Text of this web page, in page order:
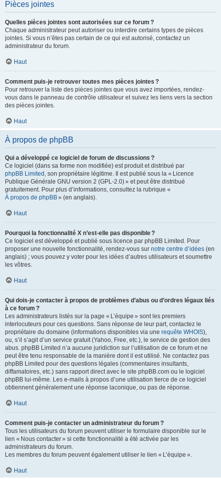
Pièces jointes
Quelles pièces jointes sont autorisées sur ce forum ?
Chaque administrateur peut autoriser ou interdire certains types de pièces
jointes. Si vous n’êtes pas certain de ce qui est autorisé, contactez un
administrateur du forum.
Haut
Comment puis-je retrouver toutes mes pièces jointes ?
Pour retrouver la liste des pièces jointes que vous avez importées, rendez-
vous dans le panneau de contrôle utilisateur et suivez les liens vers la section
des pièces jointes.
Haut
À propos de phpBB
Qui a développé ce logiciel de forum de discussions ?
Ce logiciel (dans sa forme non modifiée) est produit et distribué par
phpBB Limited , son propriétaire légitime. Il est publié sous la « Licence
Publique Générale GNU version 2 (GPL-2.0) » et peut être distribué
gratuitement. Pour plus d’informations, consultez la rubrique «
À propos de phpBB» (en anglais).
Haut
Pourquoi la fonctionnalité X n’est-elle pas disponible ?
Ce logiciel est développé et publié sous licence par phpBB Limited. Pour
proposer une nouvelle fonctionnalité, rendez-vous sur notre centre d’idées (en
anglais) ; vous pouvez y voter pour les idées d’autres utilisateurs et soumettre
les vôtres.
Haut
Qui dois-je contacter à propos de problèmes d’abus ou d’ordres légaux liés
à ce forum ?
Les administrateurs listés sur la page « L’équipe » sont les premiers
interlocuteurs pour ces questions. Sans réponse de leur part, contactez le
propriétaire du domaine (informations disponibles via une requête WHOIS),
ou, s’il s’agit d’un service gratuit (Yahoo, Free, etc.), le service de gestion des
abus. phpBB Limited n’a aucune juridiction sur l’utilisation de ce forum et ne
peut être tenu responsable de la manière dont il est utilisé. Ne contactez pas
phpBB Limited pour des questions légales (commentaires insultants,
diffamatoires, etc.) sans rapport direct avec le site phpBB.com ou le logiciel
phpBB lui-même. Les e-mails à propos d’une utilisation tierce de ce logiciel
obtiennent généralement une réponse laconique, ou pas de réponse.
Haut
Comment puis-je contacter un administrateur du forum ?
Tous les utilisateurs du forum peuvent utiliser le formulaire disponible sur le
lien « Nous contacter » si cette fonctionnalité a été activée par les
administrateurs du forum.
Les membres du forum peuvent également utiliser le lien « L’équipe ».
Haut